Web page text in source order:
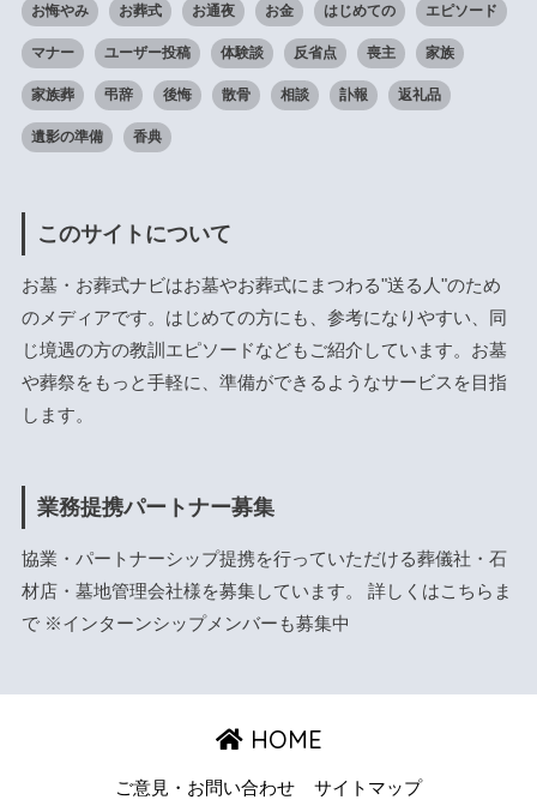
お悔やみ お葬式 お通夜 お金 はじめての エピソード
マナー ユーザー投稿 体験談 反省点 喪主 家族
家族葬 弔辞 後悔 散骨 相談 訃報 返礼品
遺影の準備 香典
このサイトについて
お墓・お葬式ナビはお墓やお葬式にまつわる"送る人"のため
のメディアです。はじめての方にも、参考になりやすい、同
じ境遇の方の教訓エピソードなどもご紹介しています。お墓
や葬祭をもっと手軽に、準備ができるようなサービスを目指
します。
業務提携パートナー募集
協業・パートナーシップ提携を行っていただける葬儀社・石
材店・墓地管理会社様を募集しています。 詳しくはこちら ま
で ※インターンシップメンバーも募集中
HOME
ご意見・お問い合わせ
サイトマップ